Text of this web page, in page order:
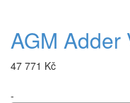
AGM Adder
47 771 Kč
-